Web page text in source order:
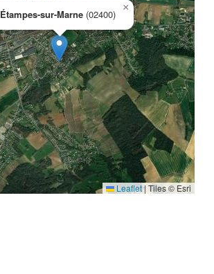
Étampes-sur-Marne (02400)
×
Leaflet| Tiles © Esri